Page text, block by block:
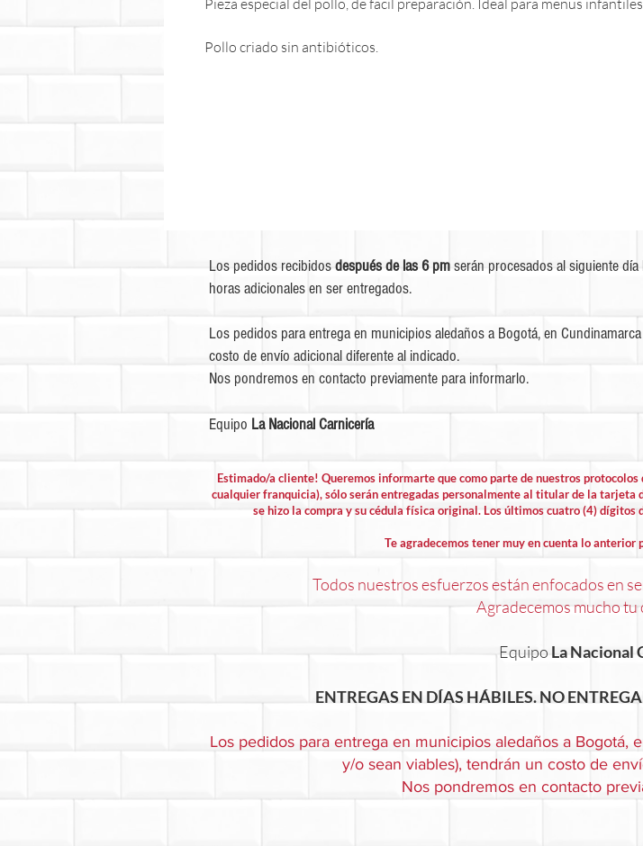
Pieza especial del pollo, de facil preparación. Ideal para menus infantiles
Pollo criado sin antibióticos.
Los pedidos recibidosdespués de las 6 pmserán procesados al siguiente
horas adicionales en ser entregados.
Los pedidos para entrega en municipios aledaños a Bogotá, en
costo de envío adicional diferente al indicado.
Nos pondremos en contacto previamente para informarlo.
Equipo La Nacional Carnicería
Estimado/a cliente! Queremos informarte que como parte de nuestros protocolos
cualquier franquicia), sólo serán entregadas personalmente al titular de la
se hizo la compra y su cédula física original. Los últimos cuatro (4)
Te agradecemos tener muy en cuenta lo
Todos nuestros esfuerzos están enfocados en
Agradecemos mucho
Equipo La Nacional
ENTREGAS EN DÍAS HÁBILES. NO
Los pedidos para entrega en municipios aledaños a Bogotá,
y/o sean viables), tendrán un costo de
Nos pondremos en contacto